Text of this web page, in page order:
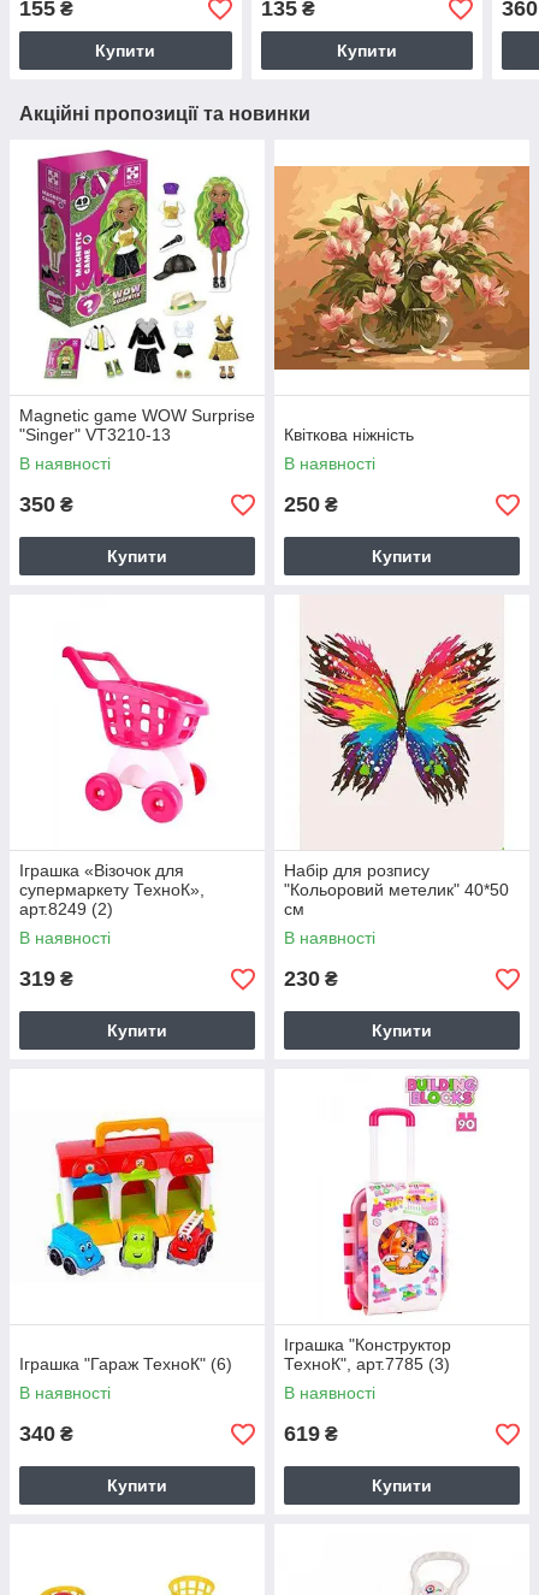
Simple Dimple, у кульку
155 ₴
Купити
135₴
Купити
360
Акційні пропозиції та новинки
Magnetic game WOW Surprise
"Singer" VT3210-13
В наявності
350 ₴
Купити
Квіткова ніжність
В наявності
250 ₴
Купити
Іграшка «Візочок для
супермаркету ТехноК»,
арт.8249 (2)
В наявності
319 ₴
Купити
Набір для розпису
"Кольоровий метелик" 40*50
см
В наявності
230 ₴
Купити
Іграшка "Гараж ТехноК" (6)
В наявності
340 ₴
Купити
Іграшка "Конструктор
ТехноК", арт.7785 (3)
В наявності
619 ₴
Купити